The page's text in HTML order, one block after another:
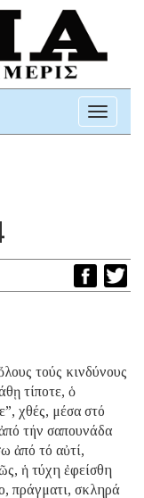
Toggle
τούς κινδύνους
τίποτε, ὁ
χθές, μέσα στό
τήν σαπουνάδα
ἀπό τό αὐτί,
ἡ τύχη ἐφείσθη
πράγματι, σκληρά